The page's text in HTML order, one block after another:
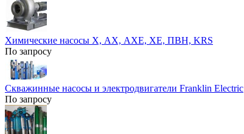
Химические насосы Х, АХ, АХЕ, ХЕ, ПВН, KRS
По запросу
Скважинные насосы и электродвигатели Franklin Electric
По запросу